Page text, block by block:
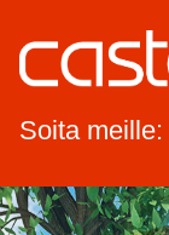
Soita meille: